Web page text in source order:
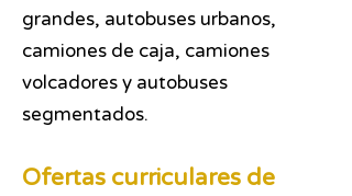
grandes, autobuses urbanos,
camiones de caja, camiones
volcadores y autobuses
segmentados.
Ofertas curriculares de